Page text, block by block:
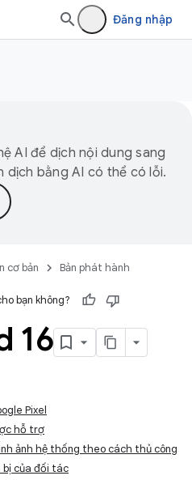
Đăng nhập
AI để dịch nội dung sang
dịch bằng AI có thể có lỗi.
cơ bản Bản phát hành
bạn không?
16
Pixel
hỗ trợ
ảnh hệ thống theo cách thủ công
bị của đối tác